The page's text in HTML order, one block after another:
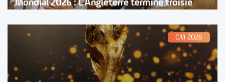
Mondial 2026 : L’Angleterre termine troisiè
CM 2026